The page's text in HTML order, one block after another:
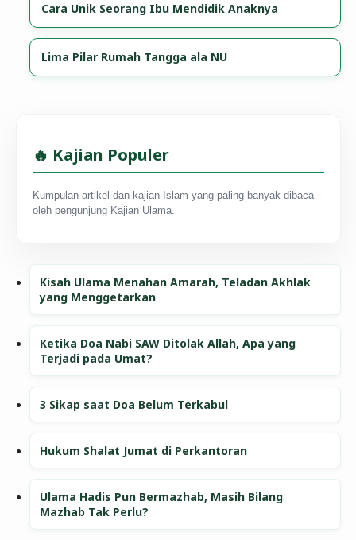
Cara Unik Seorang Ibu Mendidik Anaknya
Lima Pilar Rumah Tangga ala NU
🔥 Kajian Populer
Kumpulan artikel dan kajian Islam yang paling banyak dibaca
oleh pengunjung Kajian Ulama.
Kisah Ulama Menahan Amarah, Teladan Akhlak
yang Menggetarkan
Ketika Doa Nabi SAW Ditolak Allah, Apa yang
Terjadi pada Umat?
3 Sikap saat Doa Belum Terkabul
Hukum Shalat Jumat di Perkantoran
Ulama Hadis Pun Bermazhab, Masih Bilang
Mazhab Tak Perlu?